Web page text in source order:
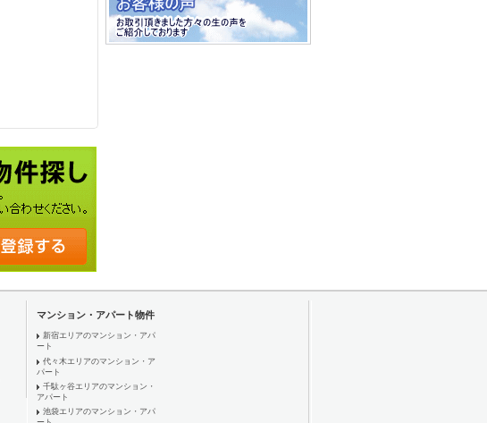
マンション・アパート物件
新宿エリアのマンション・アパ
ート
代々木エリアのマンション・ア
パート
千駄ヶ谷エリアのマンション・
アパート
池袋エリアのマンション・アパ